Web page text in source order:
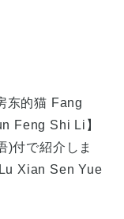
东的猫 Fang
Feng Shi Li】
付で紹介しま
Xian Sen Yue